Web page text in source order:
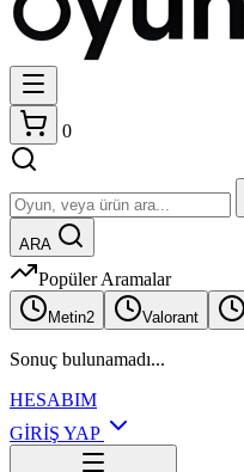
0
ARA
Popüler Aramalar
Metin2 Valorant
Sonuç bulunamadı...
HESABIM
GİRİŞ YAP